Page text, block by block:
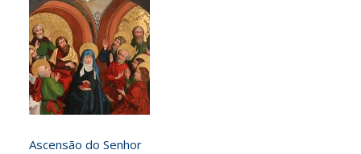
Ascensão do Senhor